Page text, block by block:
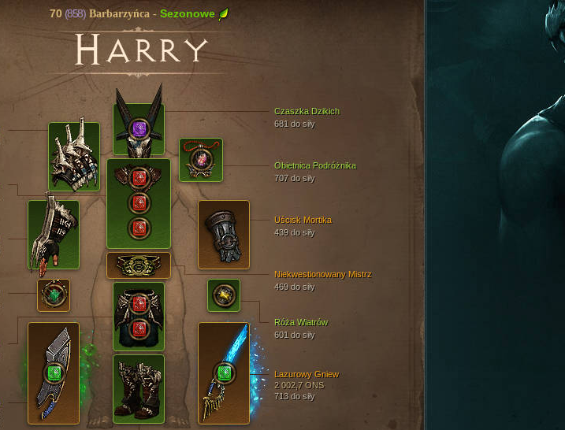
70 (858)Barbarzyńca - Sezonowe
HARRY
Czaszka Dzikich
681 do siły
Uścisk Mortika
439 do siły
Lazurowy Gniew
2 002,7 ONS
713 do siły
Niekwestionowany Mistrz
469 do siły
Róża Wiatrów
601 do siły
Obietnica Podróżnika
707 do siły